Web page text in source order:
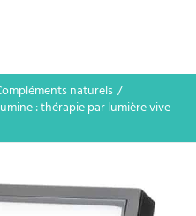
naturels
: thérapie par lumière vive